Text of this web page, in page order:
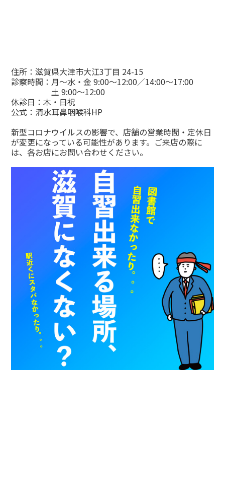
住所：滋賀県大津市大江3丁目 24-15
診察時間：月～水・金 9:00～12:00／14:00～17:00
土 9:00～12:00
休診日：木・日祝
公式： 清水耳鼻咽喉科HP
新型コロナウイルスの影響で、店舗の営業時間・定休日
が変更になっている可能性があります。ご来店の際に
は、各お店にお問い合わせください。